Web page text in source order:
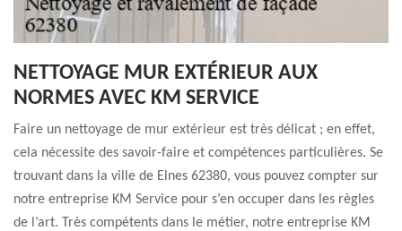
NETTOYAGE MUR EXTÉRIEUR AUX
NORMES AVEC KM SERVICE
Faire un nettoyage de mur extérieur est très délicat ; en effet,
cela nécessite des savoir-faire et compétences particulières. Se
trouvant dans la ville de Elnes 62380, vous pouvez compter sur
notre entreprise KM Service pour s’en occuper dans les règles
de l’art. Très compétents dans le métier, notre entreprise KM